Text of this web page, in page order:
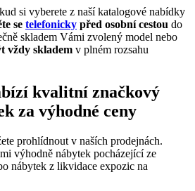
si vyberete z naší katalogové nabídky
se telefonicky před osobní cestou do
skladem Vámi zvolený model nebo
vždy skladem v plném rozsahu
kvalitní značkový
za výhodné ceny
prohlídnout v naších prodejnách.
výhodně nábytek pocházející ze
nábytek z likvidace expozic na